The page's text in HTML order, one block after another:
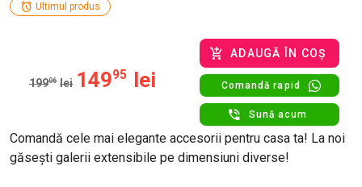
Ultimul produs
19906 lei 14995 lei
ADAUGĂ ÎN COȘ
Comandă rapid
Sună acum
Comandă cele mai elegante accesorii pentru casa ta! La noi
găsești galerii extensibile pe dimensiuni diverse!